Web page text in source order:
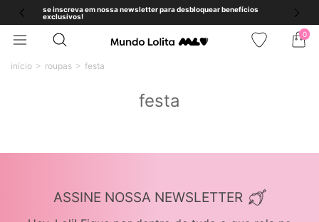
se inscreva em nossa newsletter para desbloquear benefícios
exclusivos!
0
início roupas festa
festa
ASSINE NOSSA NEWSLETTER